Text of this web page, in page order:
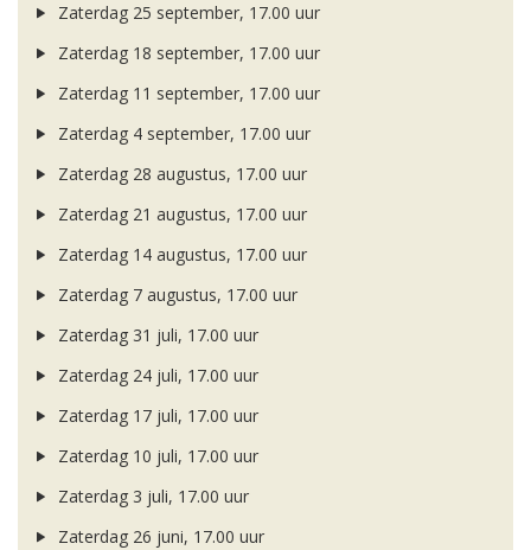
Zaterdag 25 september, 17.00 uur
Zaterdag 18 september, 17.00 uur
Zaterdag 11 september, 17.00 uur
Zaterdag 4 september, 17.00 uur
Zaterdag 28 augustus, 17.00 uur
Zaterdag 21 augustus, 17.00 uur
Zaterdag 14 augustus, 17.00 uur
Zaterdag 7 augustus, 17.00 uur
Zaterdag 31 juli, 17.00 uur
Zaterdag 24 juli, 17.00 uur
Zaterdag 17 juli, 17.00 uur
Zaterdag 10 juli, 17.00 uur
Zaterdag 3 juli, 17.00 uur
Zaterdag 26 juni, 17.00 uur